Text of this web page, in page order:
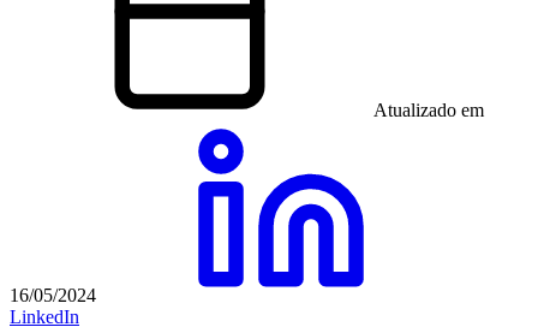
Atualizado em
16/05/2024
LinkedIn